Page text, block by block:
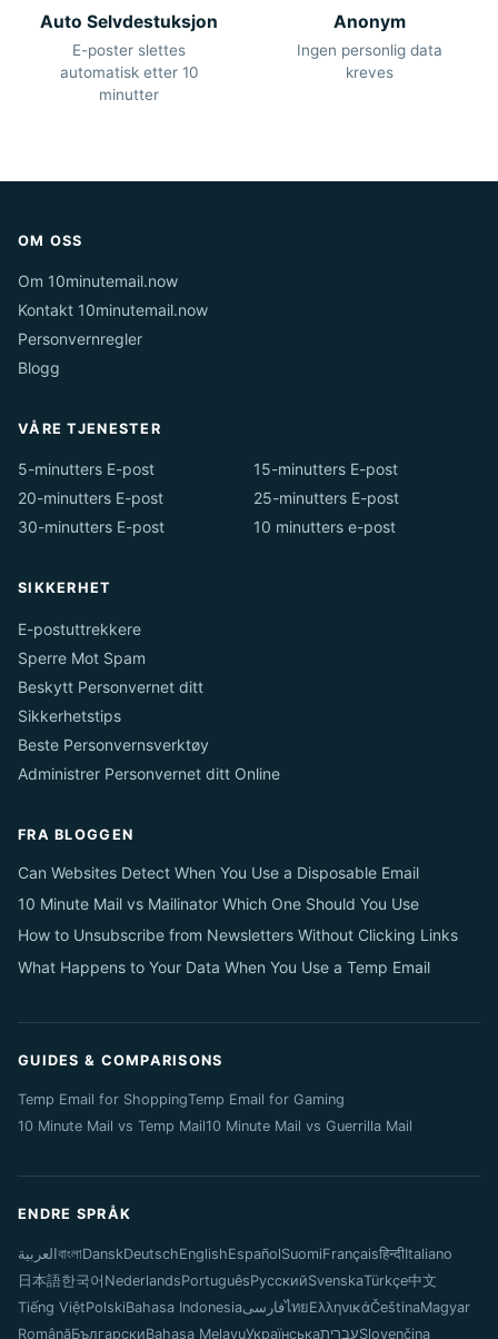
Auto Selvdestuksjon
E-poster slettes
automatisk etter 10
minutter
Anonym
Ingen personlig data
kreves
OM OSS
Om 10minutemail.now
Kontakt 10minutemail.now
Personvernregler
Blogg
VÅRE TJENESTER
5-minutters E-post
15-minutters E-post
20-minutters E-post
25-minutters E-post
30-minutters E-post
10 minutters e-post
SIKKERHET
E-postuttrekkere
Sperre Mot Spam
Beskytt Personvernet ditt
Sikkerhetstips
Beste Personvernsverktøy
Administrer Personvernet ditt Online
FRA BLOGGEN
Can Websites Detect When You Use a Disposable Email
10 Minute Mail vs Mailinator Which One Should You Use
How to Unsubscribe from Newsletters Without Clicking Links
What Happens to Your Data When You Use a Temp Email
GUIDES & COMPARISONS
Temp Email for ShoppingTemp Email for Gaming
10 Minute Mail vs Temp Mail10 Minute Mail vs Guerrilla Mail
ENDRE SPRÅK
العربيةবাংলাDanskDeutschEnglishEspañolSuomiFrançaisहिन्दीItaliano
日本語한국어 NederlandsPortuguêsРусскийSvenskaTürkçe中文
Tiếng ViệtPolskiBahasa IndonesiaفارسیไทยΕλληνικάČeštinaMagyar
RomânăБългарскиBahasa MelayuУкраїнськаעבריתSlovenčina